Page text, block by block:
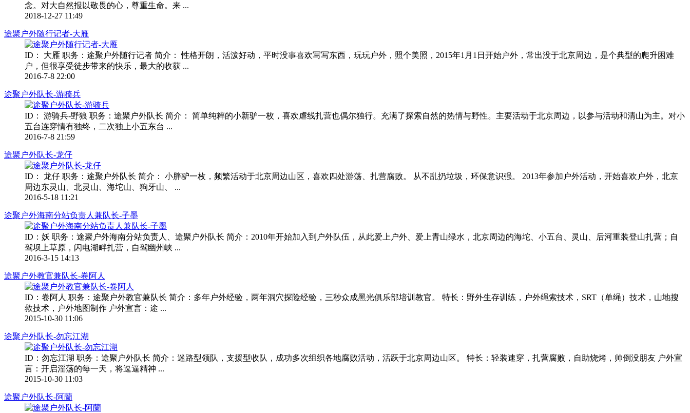
念。对大自然报以敬畏的心，尊重生命。来 ...
2018-12-27 11:49
途聚户外随行记者-大雁
ID： 大雁 职务：途聚户外随行记者 简介： 性格开朗，活泼好动，平时没事喜欢写写东西，玩玩户外，照个美照，2015年1月1日开始户外，常出没于北京周边，是个典型的爬升困难
户，但很享受徒步带来的快乐，最大的收获 ...
2016-7-8 22:00
途聚户外队长-游骑兵
ID： 游骑兵-野狼 职务：途聚户外队长 简介： 简单纯粹的小新驴一枚，喜欢虐线扎营也偶尔独行。充满了探索自然的热情与野性。主要活动于北京周边，以参与活动和清山为主。对小
五台连穿情有独终，二次独上小五东台 ...
2016-7-8 21:59
途聚户外队长-龙仔
ID： 龙仔 职务：途聚户外队长 简介： 小胖驴一枚，频繁活动于北京周边山区，喜欢四处游荡、扎营腐败。 从不乱扔垃圾，环保意识强。 2013年参加户外活动，开始喜欢户外，北京
周边东灵山、北灵山、海坨山、狗牙山、 ...
2016-5-18 11:21
途聚户外海南分站负责人兼队长-子墨
ID：妖 职务：途聚户外海南分站负责人、途聚户外队长 简介：2010年开始加入到户外队伍，从此爱上户外、爱上青山绿水，北京周边的海坨、小五台、灵山、后河重装登山扎营；自
驾坝上草原，闪电湖畔扎营，自驾幽州峡 ...
2016-3-15 14:13
途聚户外教官兼队长-卷阿人
ID：卷阿人 职务：途聚户外教官兼队长 简介：多年户外经验，两年洞穴探险经验，三秒众成黑光俱乐部培训教官。 特长：野外生存训练，户外绳索技术，SRT（单绳）技术，山地搜
救技术，户外地图制作 户外宣言：途 ...
2015-10-30 11:06
途聚户外队长-勿忘江湖
ID：勿忘江湖 职务：途聚户外队长 简介：迷路型领队，支援型收队，成功多次组织各地腐败活动，活跃于北京周边山区。 特长：轻装速穿，扎营腐败，自助烧烤，帅倒没朋友 户外宣
言：开启淫荡的每一天，将逗逼精神 ...
2015-10-30 11:03
途聚户外队长-阿蘭